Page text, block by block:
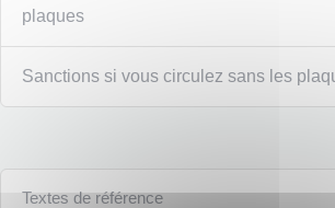
plaques
Sanctions si vous circulez sans les
Textes de référence